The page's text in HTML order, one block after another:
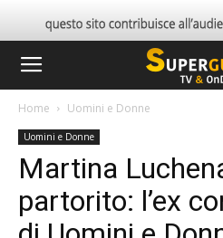
Home Uomini e Donne
Uomini e Donne
Martina
partorito: l’ex